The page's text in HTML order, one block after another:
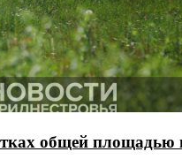
общей площадью